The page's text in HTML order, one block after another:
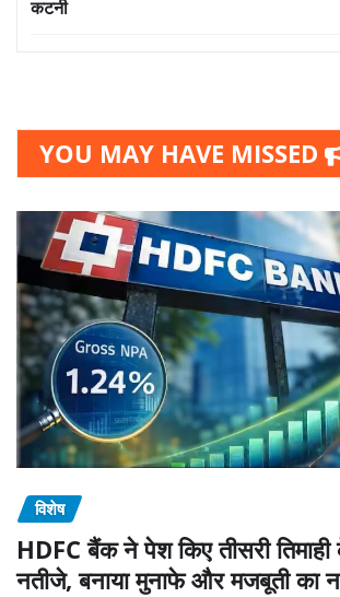
कटनी
YOU MAY HAVE MISSED
विशेष
HDFC बैंक ने पेश किए तीसरी तिमाही
नतीजे, बनाया मुनाफे और मजबूती का